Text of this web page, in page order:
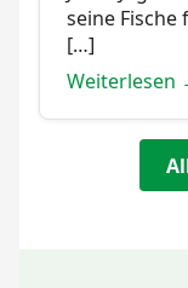
seine
[…]
Weiterlesen